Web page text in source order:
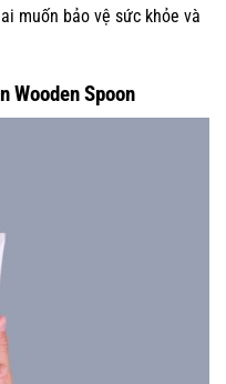
muốn bảo vệ sức khỏe và
Wooden Spoon